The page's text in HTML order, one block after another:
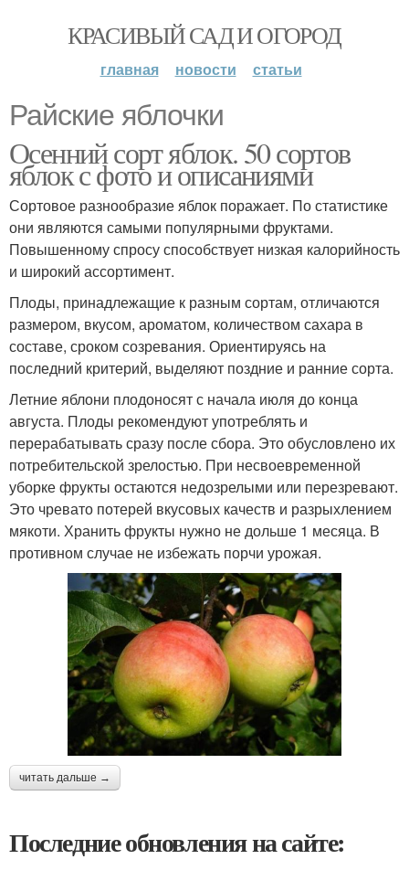
КРАСИВЫЙ САД И ОГОРОД
главная новости статьи
Райские яблочки
Осенний сорт яблок. 50 сортов
яблок с фото и описаниями
Сортовое разнообразие яблок поражает. По статистике
они являются самыми популярными фруктами.
Повышенному спросу способствует низкая калорийность
и широкий ассортимент.
Плоды, принадлежащие к разным сортам, отличаются
размером, вкусом, ароматом, количеством сахара в
составе, сроком созревания. Ориентируясь на
последний критерий, выделяют поздние и ранние сорта.
Летние яблони плодоносят с начала июля до конца
августа. Плоды рекомендуют употреблять и
перерабатывать сразу после сбора. Это обусловлено их
потребительской зрелостью. При несвоевременной
уборке фрукты остаются недозрелыми или перезревают.
Это чревато потерей вкусовых качеств и разрыхлением
мякоти. Хранить фрукты нужно не дольше 1 месяца. В
противном случае не избежать порчи урожая.
читать дальше →
Последние обновления на сайте: